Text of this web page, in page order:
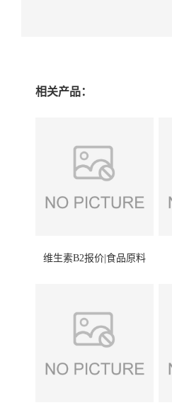
相关产品：
维生素B2报价|食品原料